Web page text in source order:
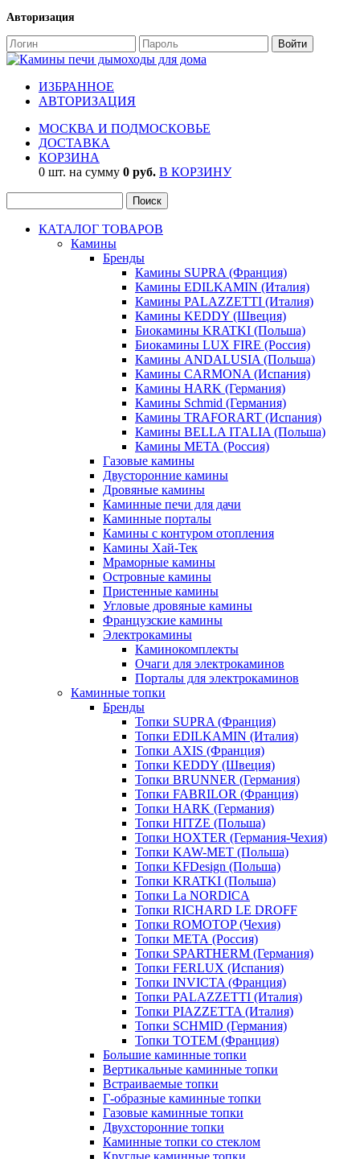
Авторизация
ИЗБРАННОЕ
АВТОРИЗАЦИЯ
МОСКВА И ПОДМОСКОВЬЕ
ДОСТАВКА
КОРЗИНА
0 шт. на сумму 0 руб. В КОРЗИНУ
КАТАЛОГ ТОВАРОВ
Камины
Бренды
Камины SUPRA (Франция)
Камины EDILKAMIN (Италия)
Камины PALAZZETTI (Италия)
Камины KEDDY (Швеция)
Биокамины KRATKI (Польша)
Биокамины LUX FIRE (Россия)
Камины ANDALUSIA (Польша)
Камины CARMONA (Испания)
Камины HARK (Германия)
Камины Schmid (Германия)
Камины TRAFORART (Испания)
Камины BELLA ITALIA (Польша)
Камины МЕТА (Россия)
Газовые камины
Двусторонние камины
Дровяные камины
Каминные печи для дачи
Каминные порталы
Камины с контуром отопления
Камины Хай-Тек
Мраморные камины
Островные камины
Пристенные камины
Угловые дровяные камины
Французские камины
Электрокамины
Каминокомплекты
Очаги для электрокаминов
Порталы для электрокаминов
Каминные топки
Бренды
Топки SUPRA (Франция)
Топки EDILKAMIN (Италия)
Топки AXIS (Франция)
Топки KEDDY (Швеция)
Топки BRUNNER (Германия)
Топки FABRILOR (Франция)
Топки HARK (Германия)
Топки HITZE (Польша)
Топки HOXTER (Германия-Чехия)
Топки KAW-MET (Польша)
Топки KFDesign (Польша)
Топки KRATKI (Польша)
Топки La NORDICA
Топки RICHARD LE DROFF
Топки ROMOTOP (Чехия)
Топки МЕТА (Россия)
Топки SPARTHERM (Германия)
Топки FERLUX (Испания)
Топки INVICTA (Франция)
Топки PALAZZETTI (Италия)
Топки PIAZZETTA (Италия)
Топки SCHMID (Германия)
Топки TOTEM (Франция)
Большие каминные топки
Вертикальные каминные топки
Встраиваемые топки
Г-образные каминные топки
Газовые каминные топки
Двухсторонние топки
Каминные топки со стеклом
Круглые каминные топки